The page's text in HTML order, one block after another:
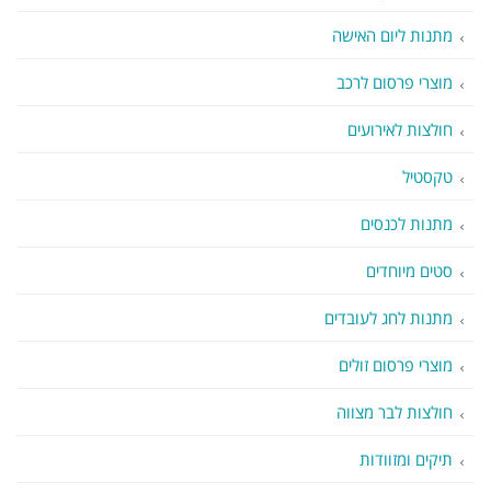
מתנות ליום האישה
מוצרי פרסום לרכב
חולצות לאירועים
טקסטיל
מתנות לכנסים
סטים מיוחדים
מתנות לחג לעובדים
מוצרי פרסום זולים
חולצות לבר מצווה
תיקים ומזוודות